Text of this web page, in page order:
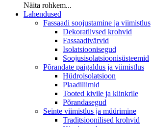
Näita rohkem...
Lahendused
Fassaadi soojustamine ja viimistlus
Dekoratiivsed krohvid
Fassaadivärvid
Isolatsioonisegud
Soojusisolatsioonisüsteemid
Põrandate paigaldus ja viimistlus
Hüdroisolatsioon
Plaadiliimid
Tooted kivile ja klinkrile
Põrandasegud
Seinte viimistlus ja müürimine
Traditsioonilised krohvid